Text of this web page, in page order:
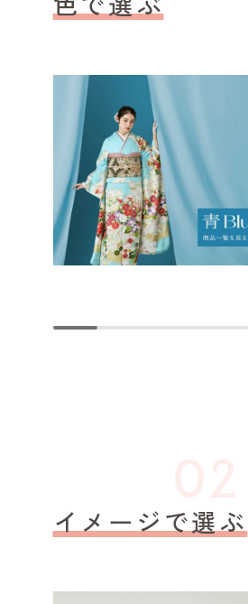
イメージで選ぶ